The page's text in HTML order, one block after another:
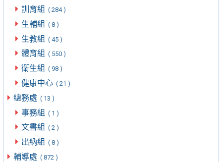
訓育組 ( 284 )
生輔組 ( 8 )
生教組 ( 45 )
體育組 ( 550 )
衛生組 ( 98 )
健康中心 ( 21 )
總務處 ( 13 )
事務組 ( 1 )
文書組 ( 2 )
出納組 ( 8 )
輔導處 ( 872 )